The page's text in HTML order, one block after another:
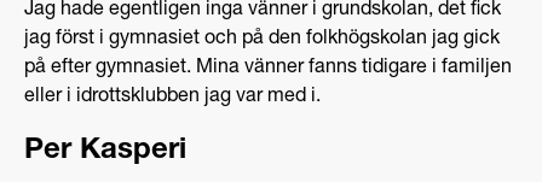
Jag hade egentligen inga vänner i grundskolan, det fick
jag först i gymnasiet och på den folkhögskolan jag gick
på efter gymnasiet. Mina vänner fanns tidigare i familjen
eller i idrottsklubben jag var med i.
Per Kasperi